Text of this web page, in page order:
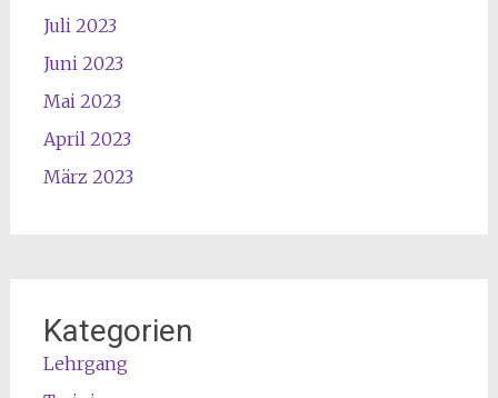
Juli 2023
Juni 2023
Mai 2023
April 2023
März 2023
Kategorien
Lehrgang